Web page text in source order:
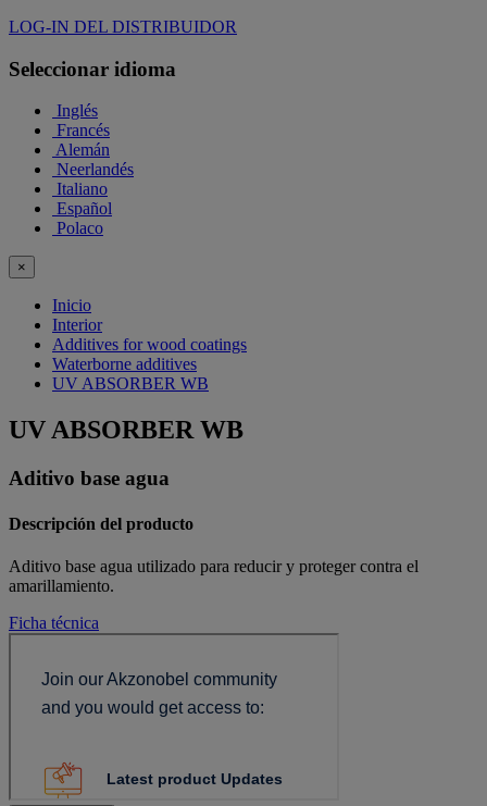
LOG-IN DEL DISTRIBUIDOR
Seleccionar idioma
Inglés
Francés
Alemán
Neerlandés
Italiano
Español
Polaco
×
Inicio
Interior
Additives for wood coatings
Waterborne additives
UV ABSORBER WB
UV ABSORBER WB
Aditivo base agua
Descripción del producto
Aditivo base agua utilizado para reducir y proteger contra el
amarillamiento.
Ficha técnica